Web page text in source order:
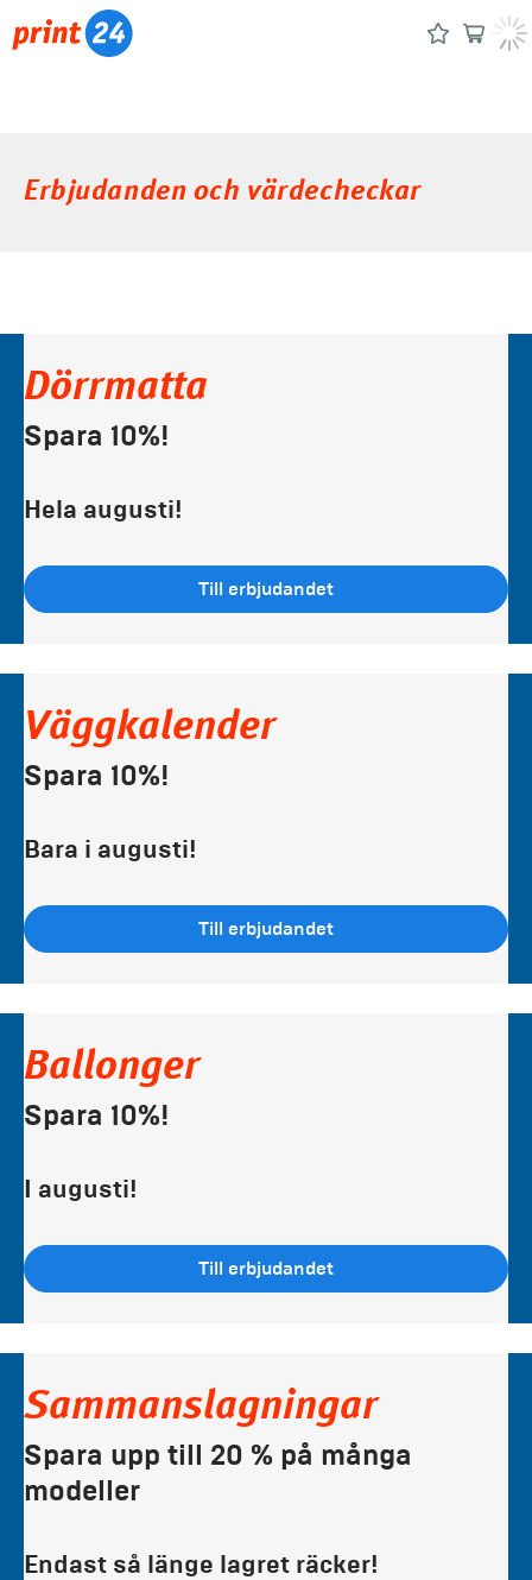
Erbjudanden och värdecheckar
Dörrmatta
Spara 10%!
Hela augusti!
Till erbjudandet
Väggkalender
Spara 10%!
Bara i augusti!
Till erbjudandet
Ballonger
Spara 10%!
I augusti!
Till erbjudandet
Sammanslagningar
Spara upp till 20 % på många
modeller
Endast så länge lagret räcker!